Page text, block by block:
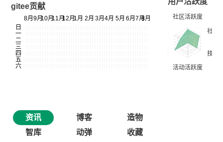
gitee贡献
资讯 博客
造物
智库
动弹 收藏